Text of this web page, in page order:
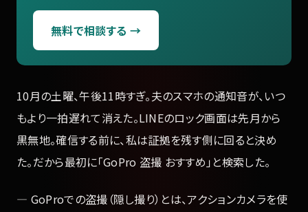
無料で相談する →
10月の土曜、午後11時すぎ。夫のスマホの通知音が、いつ
もより一拍遅れて消えた。LINEのロック画面は先月から
黒無地。確信する前に、私は証拠を残す側に回ると決め
た。だから最初に「GoPro 盗撮 おすすめ」と検索した。
— GoProでの盗撮（隠し撮り）とは、アクションカメラを使